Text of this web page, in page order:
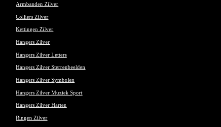
Armbanden Zilver
Colliers Zilver
Kettingen Zilver
Hangers Zilver
Hangers Zilver Letters
Hangers Zilver Sterrenbeelden
Hangers Zilver Symbolen
Hangers Zilver Muziek Sport
Hangers Zilver Harten
Ringen Zilver